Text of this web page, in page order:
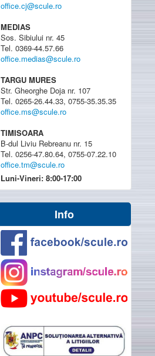
office.cj@scule.ro
MEDIAS
Sos. Sibiului nr. 45
Tel. 0369-44.57.66
office.medias@scule.ro
TARGU MURES
Str. Gheorghe Doja nr. 107
Tel. 0265-26.44.33, 0755-35.35.35
office.ms@scule.ro
TIMISOARA
B-dul Liviu Rebreanu nr. 15
Tel. 0256-47.80.64, 0755-07.22.10
office.tm@scule.ro
Luni-Vineri: 8:00-17:00
Info